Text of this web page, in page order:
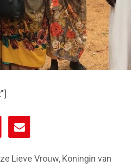
Lieve Vrouw, Koningin van